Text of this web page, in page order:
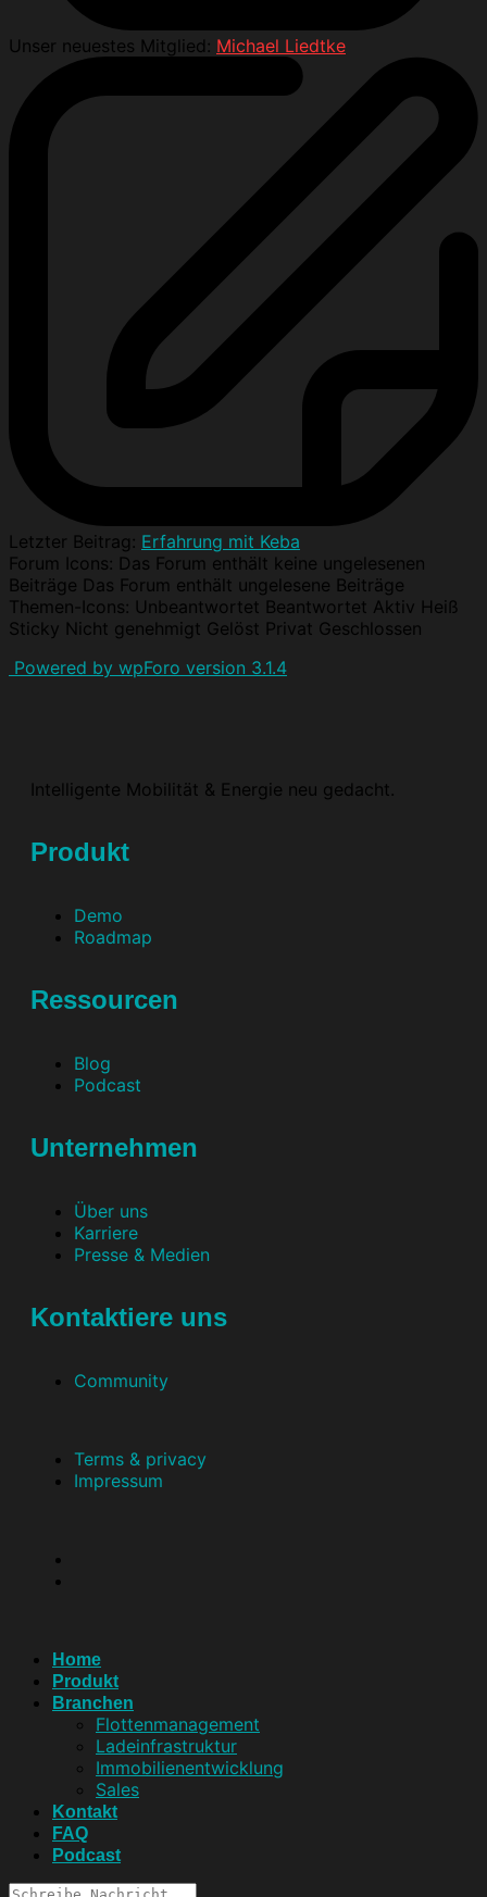
Unser neuestes Mitglied: Michael Liedtke
Letzter Beitrag: Erfahrung mit Keba
Forum Icons: Das Forum enthält keine ungelesenen
Beiträge Das Forum enthält ungelesene Beiträge
Themen-Icons: Unbeantwortet Beantwortet Aktiv Heiß
Sticky Nicht genehmigt Gelöst Privat Geschlossen
Powered by wpForo version 3.1.4
Intelligente Mobilität & Energie neu gedacht.
Produkt
Demo
Roadmap
Ressourcen
Blog
Podcast
Unternehmen
Über uns
Karriere
Presse & Medien
Kontaktiere uns
Community
Terms & privacy
Impressum
Home
Produkt
Branchen
Flottenmanagement
Ladeinfrastruktur
Immobilienentwicklung
Sales
Kontakt
FAQ
Podcast